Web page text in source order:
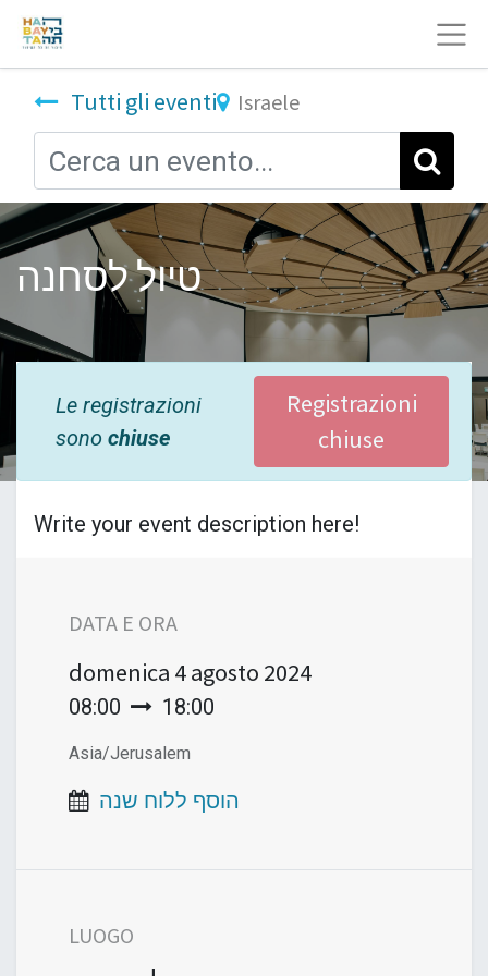
Tutti gli eventi Israele
טיול לסחנה
Le registrazioni
sono chiuse
Registrazioni
chiuse
Write your event description here!
DATA E ORA
domenica 4 agosto 2024
08:00 18:00
Asia/Jerusalem
הוסף ללוח שנה
LUOGO